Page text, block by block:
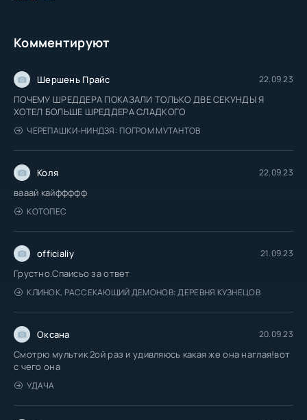
Комментируют
Шершень Прайс 22.09.23
ПОЧЕМУ ШРЕДДЕРА ПОКАЗАЛИ ТОЛЬКО ДВЕ СЕКУНДЫ Я
ХОТЕЛ БОЛЬШЕ ШРЕДДЕРА СЛАДКОГО
ЧЕРЕПАШКИ-НИНДЗЯ: ПОГРОМ МУТАНТОВ
Коля 22.09.23
вааай кайффффф
КОТОПЕС
officialiy 21.09.23
Грустно.Спаисьо за ответ
КЛИНОК, РАССЕКАЮЩИЙ ДЕМОНОВ: ДЕРЕВНЯ КУЗНЕЦОВ
Оксана 20.09.23
Смотрю мультик 2ой раз и удивляюсь какая же она наглая!вот
с чего она
УДАЧА